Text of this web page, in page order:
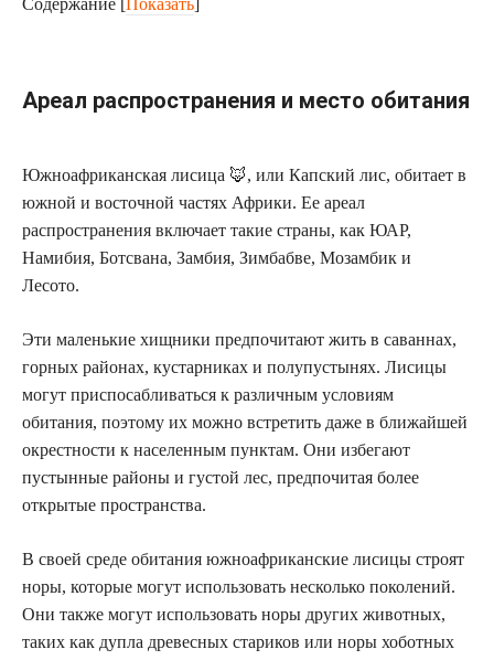
Содержание [Показать]
Ареал распространения и место обитания
Южноафриканская лисица 🦊, или Капский лис, обитает в
южной и восточной частях Африки. Ее ареал
распространения включает такие страны, как ЮАР,
Намибия, Ботсвана, Замбия, Зимбабве, Мозамбик и
Лесото.
Эти маленькие хищники предпочитают жить в саваннах,
горных районах, кустарниках и полупустынях. Лисицы
могут приспосабливаться к различным условиям
обитания, поэтому их можно встретить даже в ближайшей
окрестности к населенным пунктам. Они избегают
пустынные районы и густой лес, предпочитая более
открытые пространства.
В своей среде обитания южноафриканские лисицы строят
норы, которые могут использовать несколько поколений.
Они также могут использовать норы других животных,
таких как дупла древесных стариков или норы хоботных